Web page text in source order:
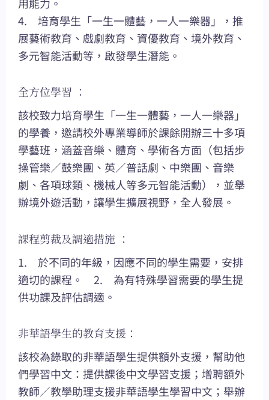
4. 培育學生「一生一體藝，一人一樂器」，推
展藝術教育、戲劇教育、資優教育、境外教育、
多元智能活動等，啟發學生潛能。
全方位學習 ：
該校致力培育學生「一生一體藝，一人一樂器」
的學養，邀請校外專業導師於課餘開辦三十多項
學藝班，涵蓋音樂、體育、學術各方面（包括步
操管樂／鼓樂團、英／普話劇、中樂團、音樂
劇、各項球類、機械人等多元智能活動），並舉
辦境外遊活動，讓學生擴展視野，全人發展。
課程剪裁及調適措施 ：
1. 於不同的年級，因應不同的學生需要，安排
適切的課程。 2. 為有特殊學習需要的學生提
供功課及評估調適。
非華語學生的教育支援：
該校為錄取的非華語學生提供額外支援，幫助他
們學習中文：提供課後中文學習支援；增聘額外
教師／教學助理支援非華語學生學習中文；舉辦